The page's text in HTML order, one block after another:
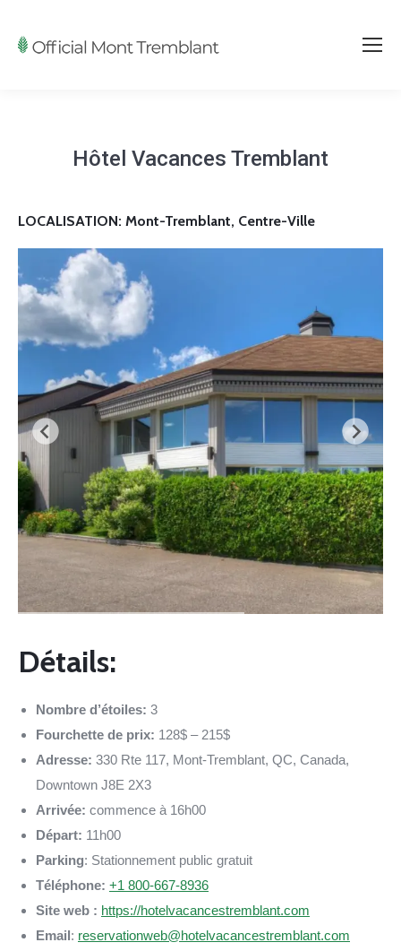
Hôtel Vacances Tremblant
LOCALISATION: Mont-Tremblant, Centre-Ville
Détails:
Nombre d’étoiles: 3
Fourchette de prix: 128$ – 215$
Adresse: 330 Rte 117, Mont-Tremblant, QC, Canada,
Downtown J8E 2X3
Arrivée: commence à 16h00
Départ: 11h00
Parking: Stationnement public gratuit
Téléphone: +1 800-667-8936
Site web : https://hotelvacancestremblant.com
Email: reservationweb@hotelvacancestremblant.com